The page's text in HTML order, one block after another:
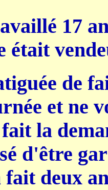
17
était
de
et ne
la
d'être
fait deux